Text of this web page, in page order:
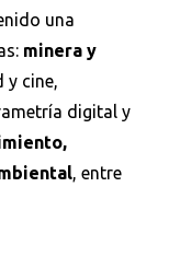
una
minera y
y cine,
digital y
, entre